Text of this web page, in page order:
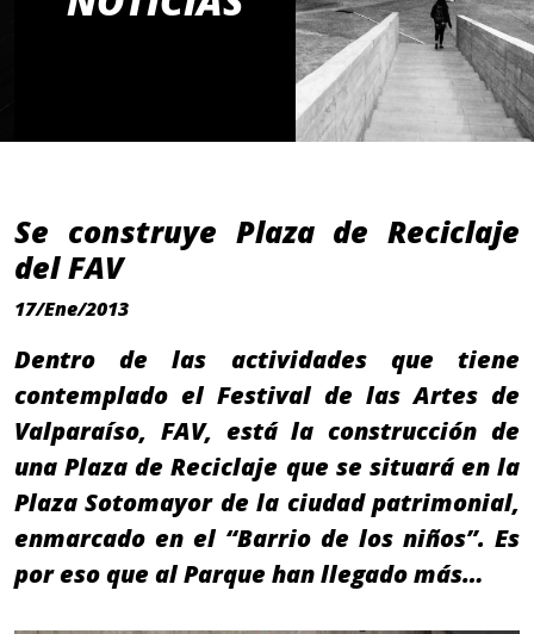
Se construye Plaza de Reciclaje
del FAV
17/Ene/2013
Dentro de las actividades que tiene
contemplado el Festival de las Artes de
Valparaíso, FAV, está la construcción de
una Plaza de Reciclaje que se situará en la
Plaza Sotomayor de la ciudad patrimonial,
enmarcado en el “Barrio de los niños”. Es
por eso que al Parque han llegado más…